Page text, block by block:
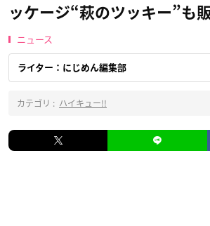
ッケージ“萩のツッキー”も
ニュース
ライター：にじめん編集部
カテゴリ : ハイキュー!!